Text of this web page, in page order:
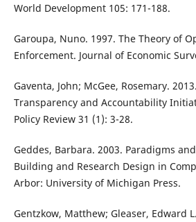
World Development 105: 171-188.
Garoupa, Nuno. 1997. The Theory of
Enforcement. Journal of Economic
Gaventa, John; McGee, Rosemary.
Transparency and Accountability
Policy Review 31 (1): 3-28.
Geddes, Barbara. 2003. Paradigms
Building and Research Design in
Arbor: University of Michigan Press.
Gentzkow, Matthew; Gleaser, Edward